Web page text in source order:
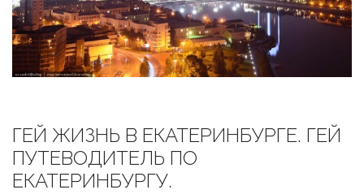
ГЕЙ ЖИЗНЬ В ЕКАТЕРИНБУРГЕ. ГЕЙ
ПУТЕВОДИТЕЛЬ ПО
ЕКАТЕРИНБУРГУ.
Запомнить меня